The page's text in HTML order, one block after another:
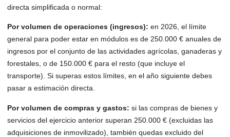
directa simplificada o normal:
Por volumen de operaciones (ingresos): en 2026, el límite
general para poder estar en módulos es de 250.000 € anuales de
ingresos por el conjunto de las actividades agrícolas, ganaderas y
forestales, o de 150.000 € para el resto (que incluye el
transporte). Si superas estos límites, en el año siguiente debes
pasar a estimación directa.
Por volumen de compras y gastos: si las compras de bienes y
servicios del ejercicio anterior superan 250.000 € (excluidas las
adquisiciones de inmovilizado), también quedas excluido del